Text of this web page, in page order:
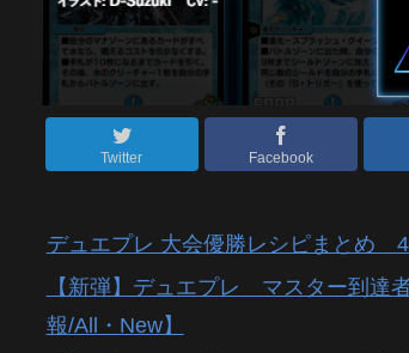
Twitter Facebook
デュエプレ 大会優勝レシピまとめ
【新弾】デュエプレ マスター到達
報/All・New】